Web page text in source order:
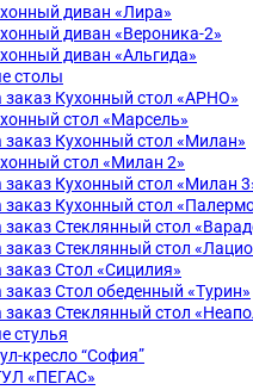
диван «Лира»
диван «Вероника-2»
диван «Альгида»
столы
заказ Кухонный стол «АРНО»
стол «Марсель»
заказ Кухонный стол «Милан»
стол «Милан 2»
заказ Кухонный стол «Милан
заказ Кухонный стол
заказ Стеклянный стол
заказ Стеклянный стол
заказ Стол «Сицилия»
заказ Стол обеденный «Турин»
заказ Стеклянный стол
стулья
кресло “София”
«ПЕГАС»